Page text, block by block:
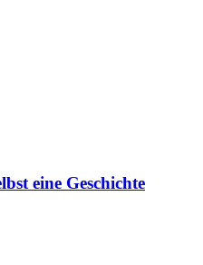
eine Geschichte